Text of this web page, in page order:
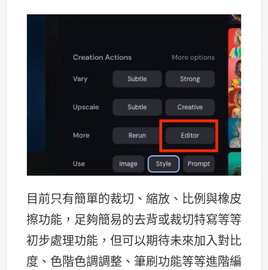
目前只有簡單的裁切、縮放、比例與橡皮
擦功能，足夠簡易的去背或裁切特寫等等
初步處理功能，但可以期待未來加入對比
度、色階色調調整、筆刷功能等等進階編